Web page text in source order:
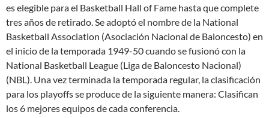
es elegible para el Basketball Hall of Fame hasta que complete
tres años de retirado. Se adoptó el nombre de la National
Basketball Association (Asociación Nacional de Baloncesto) en
el inicio de la temporada 1949-50 cuando se fusionó con la
National Basketball League (Liga de Baloncesto Nacional)
(NBL). Una vez terminada la temporada regular, la clasificación
para los playoffs se produce de la siguiente manera: Clasifican
los 6 mejores equipos de cada conferencia.